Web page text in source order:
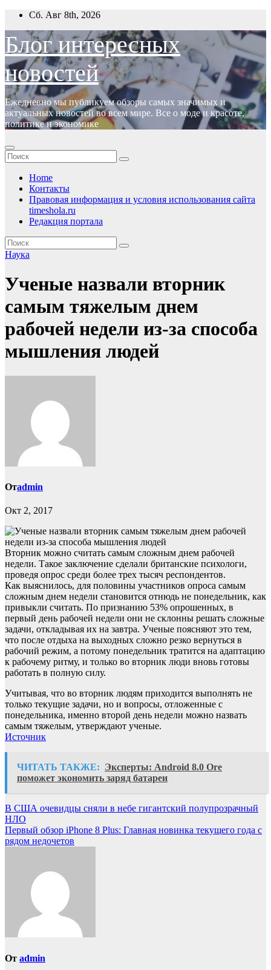
Перейти
содержимому
Сб. Авг 8th, 2026
Блог интересных
новостей
Ежедневно мы публикуем обзоры самых значимых и
актуальных новостей во всем мире. Все о моде и красоте,
политике и экономике
Home
Контакты
Правовая информация и условия использования сайта
timeshola.ru
Редакция портала
Наука
Ученые назвали вторник
самым тяжелым днем
рабочей недели из-за способа
мышления людей
Отadmin
Окт 2, 2017
Вторник можно считать самым сложным днем рабочей
недели. Такое заключение сделали британские психологи,
проведя опрос среди более трех тысяч респондентов.
Как выяснилось, для половины участников опроса самым
сложным днем недели становится отнюдь не понедельник, как
привыкли считать. По признанию 53% опрошенных, в
первый день рабочей недели они не склонны решать сложные
задачи, откладывая их на завтра. Ученые поясняют это тем,
что после отдыха на выходных сложно резко вернуться в
рабочий режим, а потому понедельник тратится на адаптацию
к рабочему ритму, и только во вторник люди вновь готовы
работать в полную силу.
Учитывая, что во вторник людям приходится выполнять не
только текущие задачи, но и вопросы, отложенные с
понедельника, именно второй день недели можно назвать
самым тяжелым, утверждают ученые.
Источник
ЧИТАТЬ ТАКЖЕ: Эксперты: Android 8.0 Ore
поможет экономить заряд батареи
Навигация
по
записям
В США очевидцы сняли в небе гигантский полупрозрачный
НЛО
Первый обзор iPhone 8 Plus: Главная новинка текущего года с
рядом недочетов
От admin